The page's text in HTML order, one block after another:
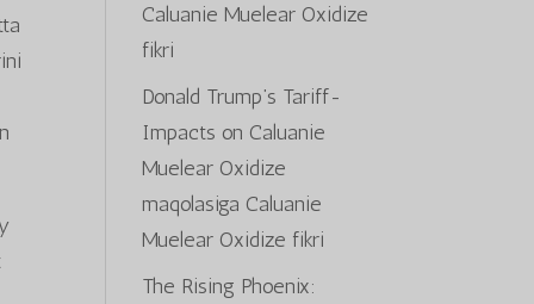
Caluanie Muelear Oxidize
fikri
Donald Trump’s Tariff-
Impacts on Caluanie
Muelear Oxidize
maqolasiga Caluanie
Muelear Oxidize fikri
The Rising Phoenix: